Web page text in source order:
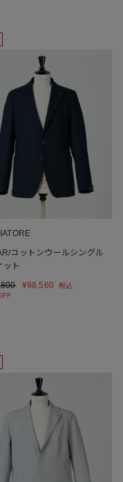
コットンウールシングル
ット
¥98,560
税込